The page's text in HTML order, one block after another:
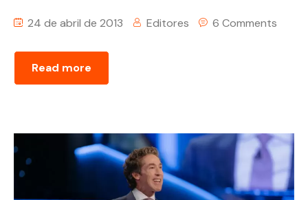
24 de abril de 2013 Editores 6 Comments
Read more